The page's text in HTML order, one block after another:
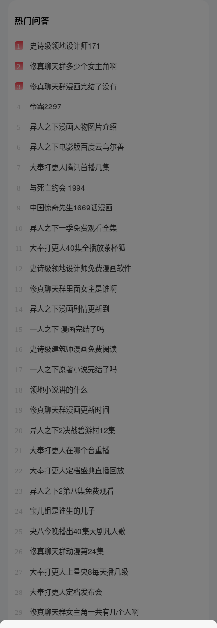
热门问答
1 史诗级领地设计师171
2 修真聊天群多少个女主角啊
3 修真聊天群漫画完结了没有
4 帝霸2297
5 异人之下漫画人物图片介绍
6 异人之下电影版百度云乌尔善
7 大奉打更人腾讯首播几集
8 与死亡约会 1994
9 中国惊奇先生1669话漫画
10 异人之下一季免费观看全集
大奉打更人40集全播放茶杯狐
12 史诗级领地设计师免费漫画软件
13 修真聊天群里面女主是谁啊
14 异人之下漫画剧情更新到
15 一人之下 漫画完结了吗
16 史诗级建筑师漫画免费阅读
17 一人之下原著小说完结了吗
18 领地小说讲的什么
19 修真聊天群漫画更新时间
20 异人之下2决战碧游村12集
21 大奉打更人在哪个台重播
22 大奉打更人定档盛典直播回放
23 异人之下2第八集免费观看
24 宝儿姐是谁生的儿子
25 央八今晚播出40集大剧凡人歌
26 修真聊天群动漫第24集
27 大奉打更人上星央8每天播几级
28 大奉打更人定档发布会
29
修真聊天群女主角一共有几个人啊